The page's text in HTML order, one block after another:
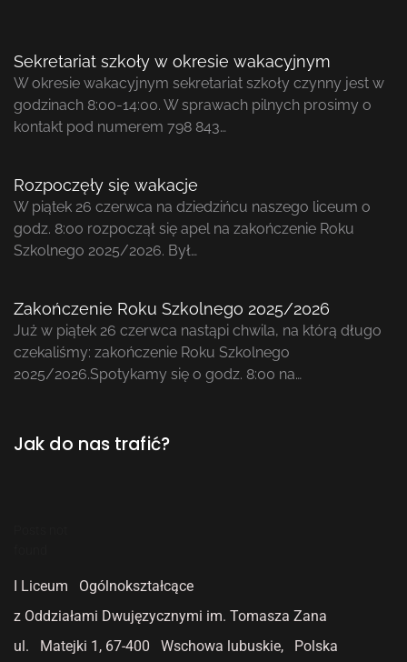
Sekretariat szkoły w okresie wakacyjnym
W okresie wakacyjnym sekretariat szkoły czynny jest w
godzinach 8:00-14:00. W sprawach pilnych prosimy o
kontakt pod numerem 798 843…
Rozpoczęły się wakacje
W piątek 26 czerwca na dziedzińcu naszego liceum o
godz. 8:00 rozpoczął się apel na zakończenie Roku
Szkolnego 2025/2026. Był…
Zakończenie Roku Szkolnego 2025/2026
Już w piątek 26 czerwca nastąpi chwila, na którą długo
czekaliśmy: zakończenie Roku Szkolnego
2025/2026.Spotykamy się o godz. 8:00 na…
Jak do nas trafić?
I Liceum Ogólnokształcące
z Oddziałami Dwujęzycznymi im. Tomasza Zana
ul. Matejki 1, 67-400 Wschowa lubuskie, Polska